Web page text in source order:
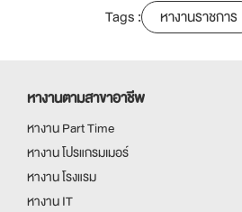
Tags : หางานราชการ
หางานตามสาขาอาชีพ
หางาน Part Time
หางาน โปรแกรมเมอร์
หางาน โรงแรม
หางาน IT